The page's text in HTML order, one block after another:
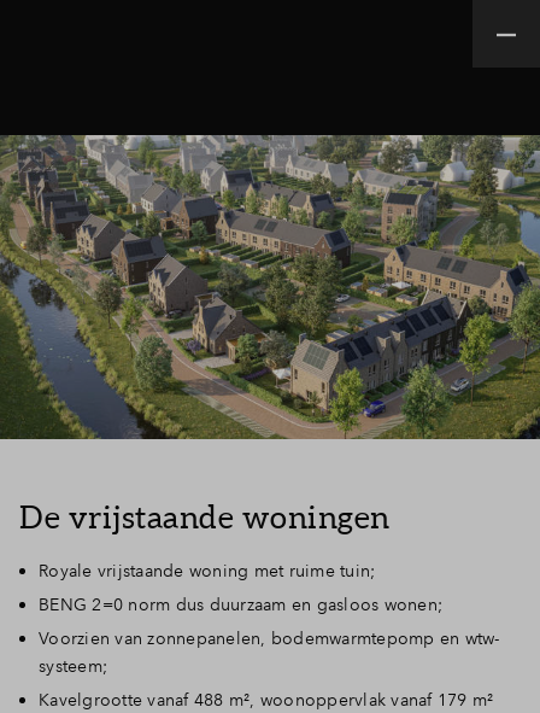
De vrijstaande woningen
Royale vrijstaande woning met ruime tuin;
BENG 2=0 norm dus duurzaam en gasloos wonen;
Voorzien van zonnepanelen, bodemwarmtepomp en wtw-
systeem;
Kavelgrootte vanaf 488 m², woonoppervlak vanaf 179 m²